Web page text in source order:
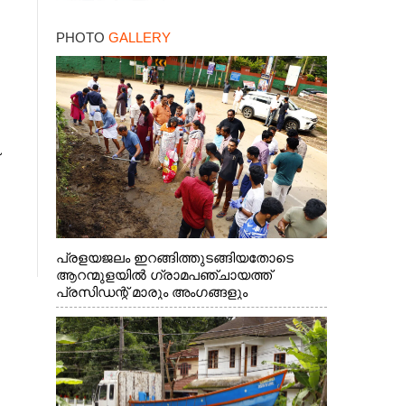
PHOTO GALLERY
പ്രളയജലം ഇറങ്ങിത്തുടങ്ങിയതോടെ
ആറന്മുളയിൽ ഗ്രാമപഞ്ചായത്ത്
പ്രസിഡന്റ് മാരും അംഗങ്ങളും
രാഷ്ട്രീയപ്രവത്തകരും അടങ്ങുന്ന സംഘം
റോഡിൽ അടിഞ്ഞ് കൂടിയ ചെളിയും മണ്ണും
മറ്റ് മാലിന്യങ്ങളും നീക്കം ചെയ്യുന്നു.